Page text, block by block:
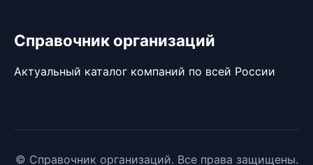
Справочник организаций
Актуальный каталог компаний по всей России
© Справочник организаций. Все права защищены.